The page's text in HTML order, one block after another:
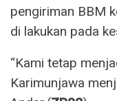
pengiriman BBM
di lakukan pada
“Kami tetap
Karimunjawa